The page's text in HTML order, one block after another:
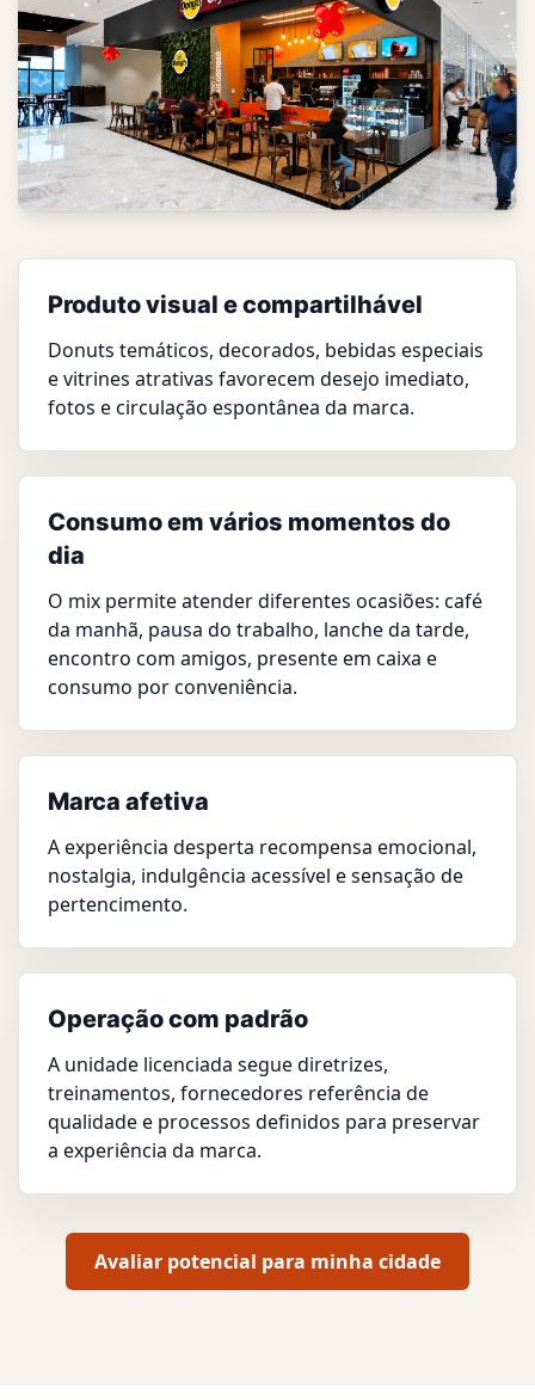
Produto visual e compartilhável
Donuts temáticos, decorados, bebidas especiais
e vitrines atrativas favorecem desejo imediato,
fotos e circulação espontânea da marca.
Consumo em vários momentos do
dia
O mix permite atender diferentes ocasiões: café
da manhã, pausa do trabalho, lanche da tarde,
encontro com amigos, presente em caixa e
consumo por conveniência.
Marca afetiva
A experiência desperta recompensa emocional,
nostalgia, indulgência acessível e sensação de
pertencimento.
Operação com padrão
A unidade licenciada segue diretrizes,
treinamentos, fornecedores referência de
qualidade e processos definidos para preservar
a experiência da marca.
Avaliar potencial para minha cidade